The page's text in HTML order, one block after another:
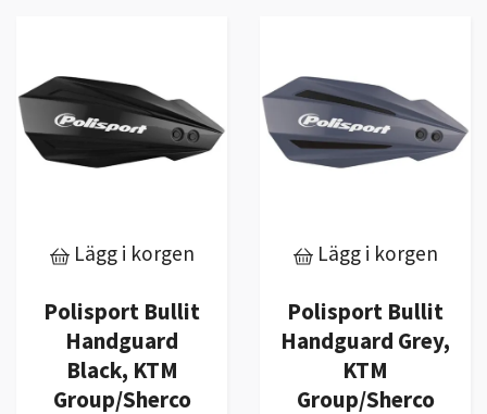
Lägg i korgen
Polisport Bullit
Handguard
Black, KTM
Group/Sherco
Lägg i korgen
Polisport Bullit
Handguard Grey,
KTM
Group/Sherco